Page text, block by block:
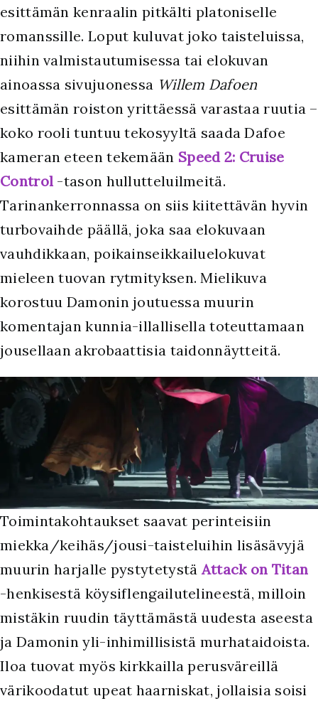
esittämän kenraalin pitkälti platoniselle
romanssille. Loput kuluvat joko taisteluissa,
niihin valmistautumisessa tai elokuvan
ainoassa sivujuonessa Willem Dafoen
esittämän roiston yrittäessä varastaa ruutia –
koko rooli tuntuu tekosyyltä saada Dafoe
kameran eteen tekemään Speed 2: Cruise
Control -tason hullutteluilmeitä.
Tarinankerronnassa on siis kiitettävän hyvin
turbovaihde päällä, joka saa elokuvaan
vauhdikkaan, poikainseikkailuelokuvat
mieleen tuovan rytmityksen. Mielikuva
korostuu Damonin joutuessa muurin
komentajan kunnia-illallisella toteuttamaan
jousellaan akrobaattisia taidonnäytteitä.
Toimintakohtaukset saavat perinteisiin
miekka/keihäs/jousi-taisteluihin lisäsävyjä
muurin harjalle pystytetystäAttack on Titan
-henkisestä köysiflengailutelineestä, milloin
mistäkin ruudin täyttämästä uudesta aseesta
ja Damonin yli-inhimillisistä murhataidoista.
Iloa tuovat myös kirkkailla perusväreillä
värikoodatut upeat haarniskat, jollaisia soisi